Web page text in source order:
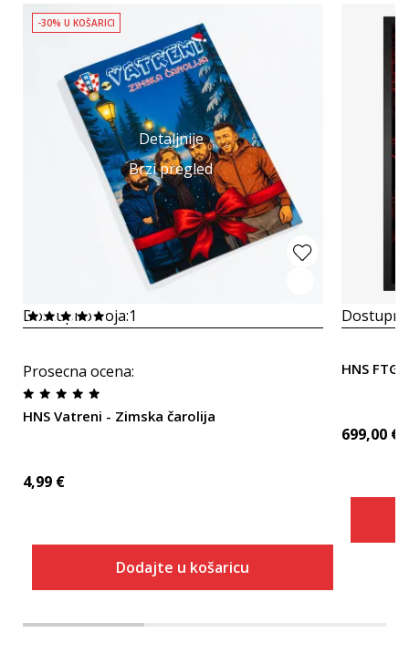
Detaljnije
Brzi pregled
-30% U KOŠARICI
Dostupno boja:1
Prosecna ocena:
HNS Vatreni - Zimska čarolija
4,99 €
Dodajte u košaricu
HNS FTG
699,00 €